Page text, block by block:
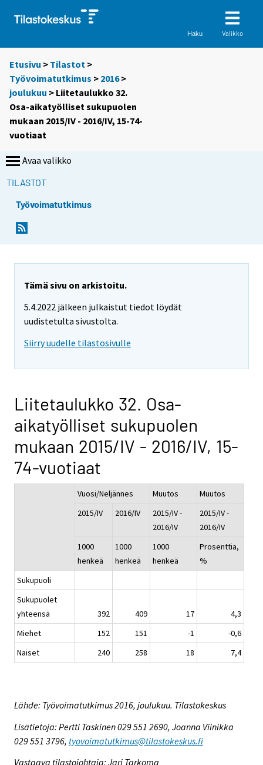
Haku Valikko
Etusivu > Tilastot >
Työvoimatutkimus > 2016>
joulukuu > Liitetaulukko 32.
Osa-aikatyölliset sukupuolen
mukaan 2015/IV - 2016/IV, 15-74-
vuotiaat
Avaa valikko
TILASTOT
Työvoimatutkimus
Tämä sivu on arkistoitu.
5.4.2022 jälkeen julkaistut tiedot löydät
uudistetulta sivustolta.
Siirry uudelle tilastosivulle
Liitetaulukko 32. Osa-
aikatyölliset sukupuolen
mukaan 2015/IV - 2016/IV, 15-
74-vuotiaat
Vuosi/Neljännes Muutos
Muutos
2015/IV
2016/IV
2015/IV -
2016/IV
2015/IV -
2016/IV
1000
henkeä
1000
henkeä
1000
henkeä
Prosenttia,
%
Sukupuoli
Sukupuolet
yhteensä
392 409 17
4,3
Miehet
152 151 -1
-0,6
Naiset
240 258 18 7,4
Lähde: Työvoimatutkimus 2016, joulukuu. Tilastokeskus
Lisätietoja: Pertti Taskinen 029 551 2690, Joanna Viinikka
029 551 3796, tyovoimatutkimus@tilastokeskus.fi
Vastaava tilastojohtaja: Jari Tarkoma